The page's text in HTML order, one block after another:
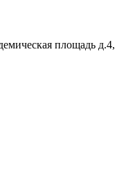
площадь д.4,